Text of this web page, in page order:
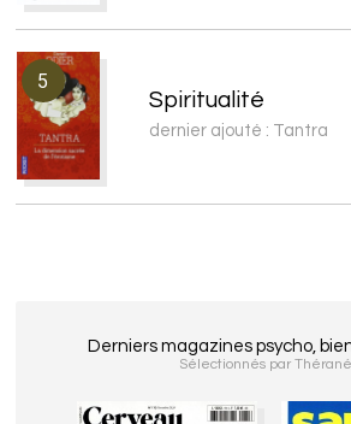
5
Spiritualité
dernier ajouté : Tantra
Derniers magazines psycho,
Sélectionnés par